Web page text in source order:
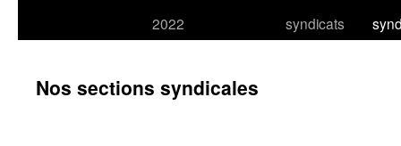
2022
syndicats
Nos sections syndicales